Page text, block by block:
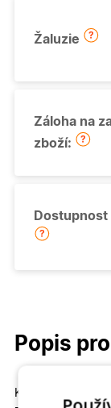
Žaluzie
Záloha na
zboží:
Dostupnost
Popis
Kvalitní a cenově